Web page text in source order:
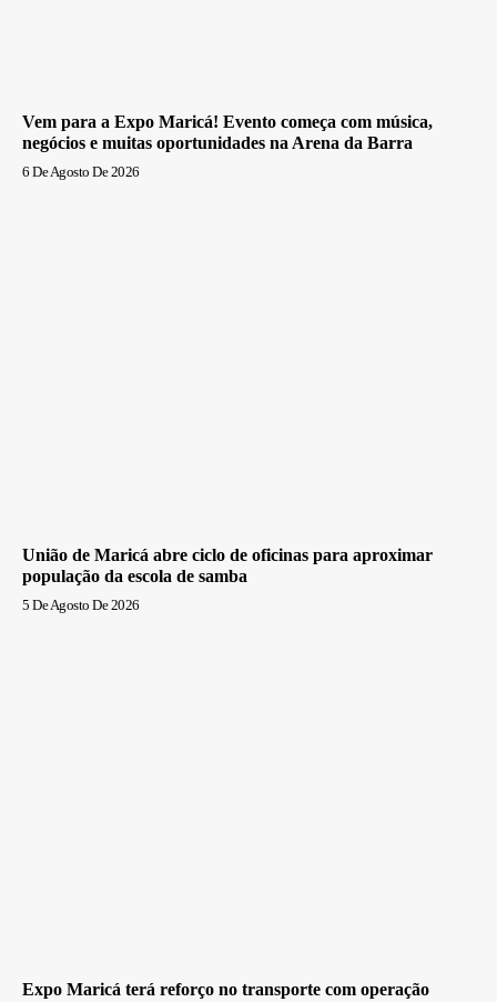
Vem para a Expo Maricá! Evento começa com música,
negócios e muitas oportunidades na Arena da Barra
6 De Agosto De 2026
União de Maricá abre ciclo de oficinas para aproximar
população da escola de samba
5 De Agosto De 2026
Expo Maricá terá reforço no transporte com operação